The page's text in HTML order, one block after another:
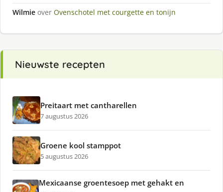
Wilmie over Ovenschotel met courgette en tonijn
Nieuwste recepten
Preitaart met cantharellen
7 augustus 2026
Groene kool stamppot
5 augustus 2026
Mexicaanse groentesoep met gehakt en